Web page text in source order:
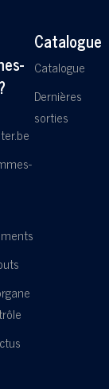
Catalogue
Catalogue
Dernières
sorties